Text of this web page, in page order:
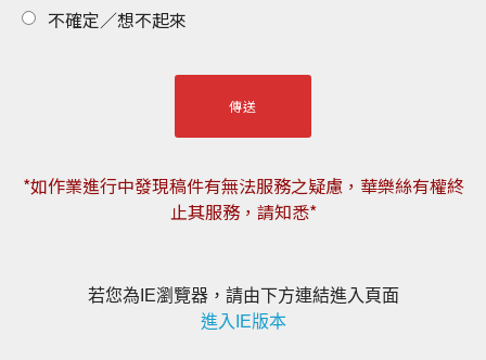
不確定／想不起來
*如作業進行中發現稿件有無法服務之疑慮，華樂絲有權終
止其服務，請知悉*
若您為IE瀏覽器，請由下方連結進入頁面
進入IE版本